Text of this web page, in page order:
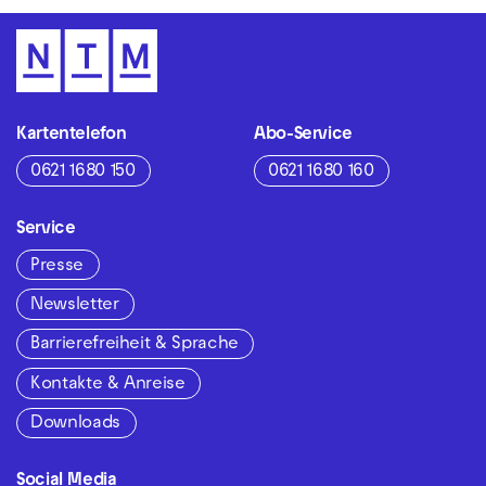
Kartentelefon
0621 1680 150
Abo-Service
0621 1680 160
Service
Presse
Newsletter
Barrierefreiheit & Sprache
Kontakte & Anreise
Downloads
Social Media